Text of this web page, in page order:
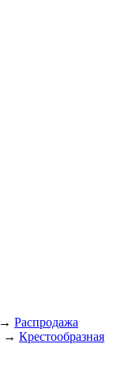
→ Распродажа
→ Крестообразная